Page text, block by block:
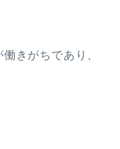
きがちであり、